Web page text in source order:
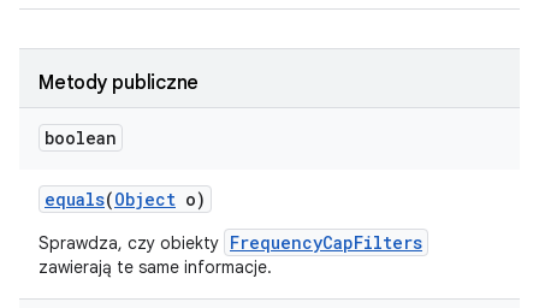
Metody publiczne
boolean
equals(Object o)
Sprawdza, czy obiekty FrequencyCapFilters
zawierają te same informacje.